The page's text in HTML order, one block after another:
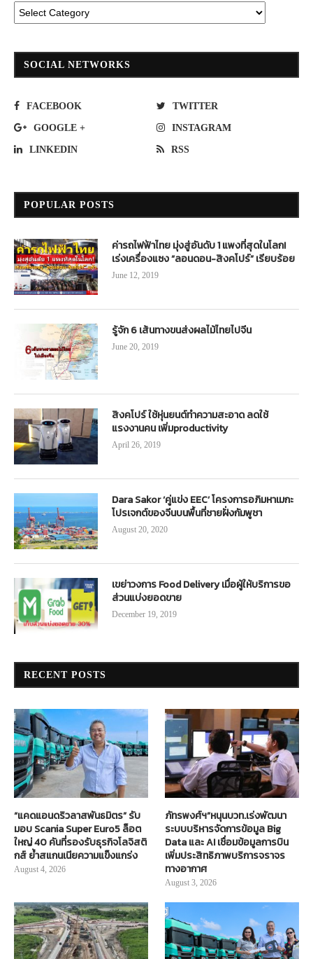
SOCIAL NETWORKS
FACEBOOK TWITTER
GOOGLE + INSTAGRAM
LINKEDIN RSS
POPULAR POSTS
ค่ารถไฟฟ้าไทย มุ่งสู่อันดับ 1 แพงที่สุดในโลก!
เร่งเครื่องแซง “ลอนดอน-สิงคโปร์” เรียบร้อย
June 12, 2019
รู้จัก 6 เส้นทางขนส่งผลไม้ไทยไปจีน
June 20, 2019
สิงคโปร์ ใช้หุ่นยนต์ทำความสะอาด ลดใช้
แรงงานคน เพิ่มproductivity
April 26, 2019
Dara Sakor ‘คู่แข่ง EEC’ โครงการอภิมหาเมกะ
โปรเจกต์ของจีนบนพื้นที่ชายฝั่งกัมพูชา
August 20, 2020
เขย่าวงการ Food Delivery เมื่อผู้ให้บริการขอ
ส่วนแบ่งยอดขาย
December 19, 2019
RECENT POSTS
“แคดแอนดริวลาสพันธมิตร” รับ
มอบ Scania Super Euro5 ล็อต
ใหญ่ 40 คันที่รองรับธุรกิจโลจิสติ
กส์ ย้ำสแกนเนียความแข็งแกร่ง
August 4, 2026
ภัทรพงศ์ฯ”หนุนบวท.เร่งพัฒนา
ระบบบริหารจัดการข้อมูล Big
Data และ AI เชื่อมข้อมูลการบิน
เพิ่มประสิทธิภาพบริการจราจร
ทางอากาศ
August 3, 2026